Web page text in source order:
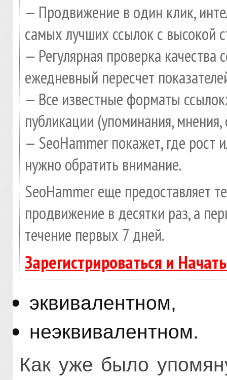
— Продвижение в один клик,
самых лучших ссылок с высокой
— Регулярная проверка
ежедневный пересчет
— Все известные форматы
публикации (упоминания,
— SeoHammer покажет, где рост
нужно обратить внимание.
SeoHammer еще предоставляет
продвижение в десятки раз, а
течение первых 7 дней.
Зарегистрироваться и
эквивалентном,
неэквивалентном.
Как уже было